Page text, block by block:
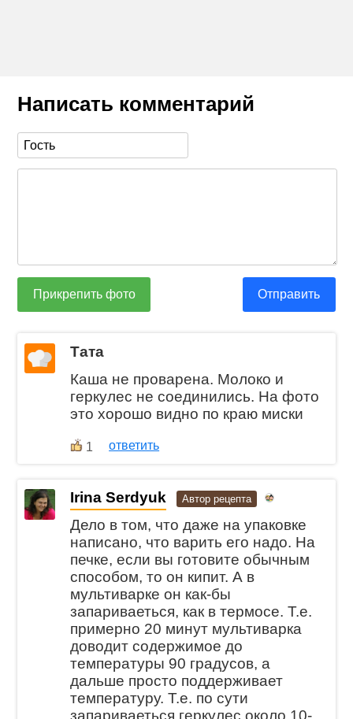
Написать комментарий
Прикрепить фото Отправить
Тата
Каша не проварена. Молоко и
геркулес не соединились. На фото
это хорошо видно по краю миски
1 ответить
Irina Serdyuk Автор рецепта
Дело в том, что даже на упаковке
написано, что варить его надо. На
печке, если вы готовите обычным
способом, то он кипит. А в
мультиварке он как-бы
запариваеться, как в термосе. Т.е.
примерно 20 минут мультиварка
доводит содержимое до
температуры 90 градусов, а
дальше просто поддерживает
температуру. Т.е. по сути
запариваеться геркулес около 10-